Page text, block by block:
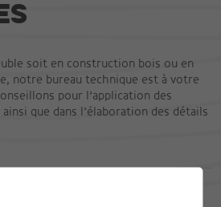
soit en construction bois ou en
notre bureau technique est à votre
pour l’application des
que dans l’élaboration des détails